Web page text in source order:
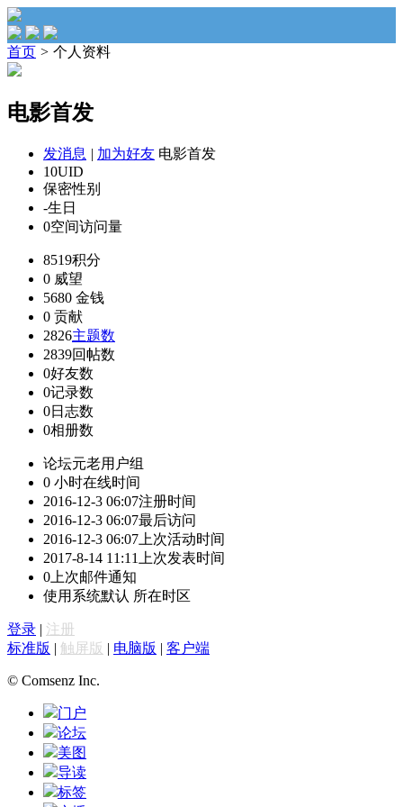
首页 > 个人资料
电影首发
发消息 | 加为好友 电影首发
10UID
保密性别
-生日
0空间访问量
8519积分
0 威望
5680 金钱
0 贡献
2826主题数
2839回帖数
0好友数
0记录数
0日志数
0相册数
论坛元老用户组
0 小时在线时间
2016-12-3 06:07注册时间
2016-12-3 06:07最后访问
2016-12-3 06:07 上次活动时间
2017-8-14 11:11
上次发表时间
0 上次邮件通知
使用系统默认 所在时区
登录 | 注册
标准版 | 触屏版 | 电脑版 | 客户端
© Comsenz Inc.
门户
论坛
美图
导读
标签